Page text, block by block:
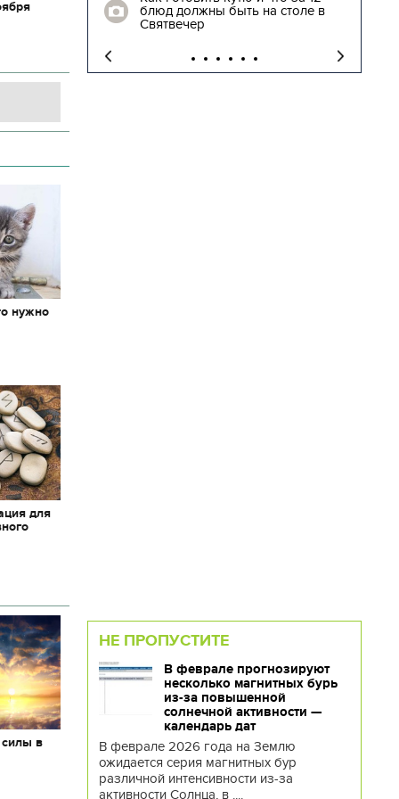
нужно
для
силы в
блюд должны быть на столе в
Святвечер
НЕ ПРОПУСТИТЕ
В феврале прогнозируют
несколько магнитных бурь
из-за повышенной
солнечной активности —
календарь дат
В феврале 2026 года на Землю
ожидается серия магнитных бур
различной интенсивности из-за
активности Солнца, в ....